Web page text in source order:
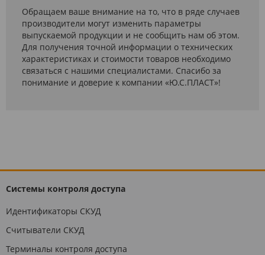
Обращаем ваше внимание на то, что в ряде случаев
производители могут изменить параметры
выпускаемой продукции и не сообщить нам об этом.
Для получения точной информации о технических
характеристиках и стоимости товаров необходимо
связаться с нашими специалистами. Спасибо за
понимание и доверие к компании «Ю.С.ПЛАСТ»!
Системы контроля доступа
Идентификаторы СКУД
Считыватели СКУД
Терминалы контроля доступа